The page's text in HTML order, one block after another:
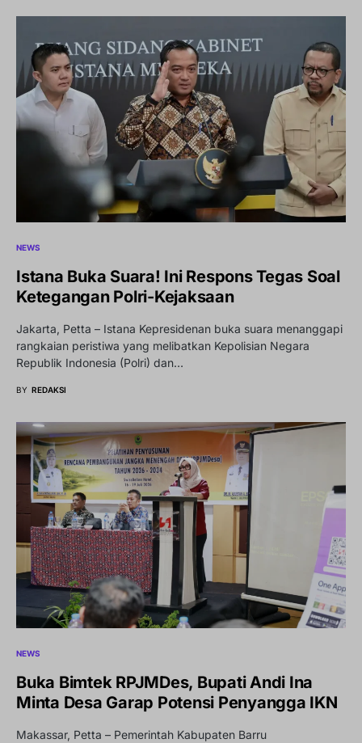
NEWS
Istana Buka Suara! Ini Respons Tegas Soal
Ketegangan Polri-Kejaksaan
Jakarta, Petta – Istana Kepresidenan buka suara menanggapi
rangkaian peristiwa yang melibatkan Kepolisian Negara
Republik Indonesia (Polri) dan…
BY REDAKSI
NEWS
Buka Bimtek RPJMDes, Bupati Andi Ina
Minta Desa Garap Potensi Penyangga IKN
Makassar, Petta – Pemerintah Kabupaten Barru